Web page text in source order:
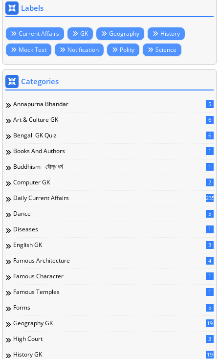
Labels
Current Affairs GK Geography
History
Mock Test
Notification Polity Science
Categories
Annapurna Bhandar 5
Art & Culture GK 6
Bengali GK Quiz 6
Books And Authors 1
Buddhism - বৌদ্ধ ধর্ম 1
Computer GK 2
Daily Current Affairs 235
Dance 5
Diseases 1
English GK 3
Famous Architecture 4
Famous Character 1
Famous Temples 1
Forms 5
Geography GK 19
High Court 3
History GK 19